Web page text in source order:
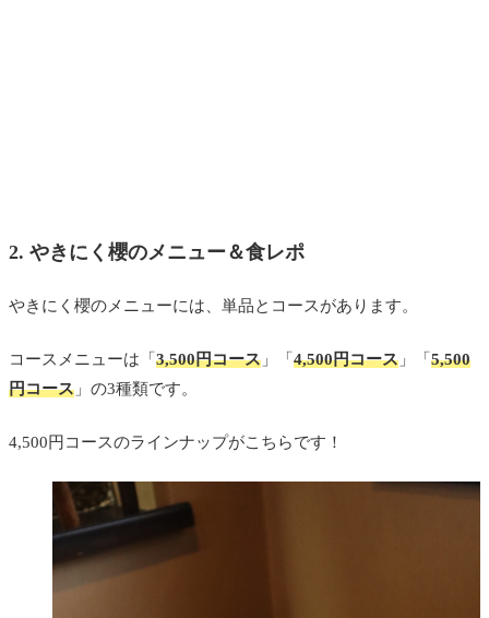
2. やきにく櫻のメニュー＆食レポ
やきにく櫻のメニューには、単品とコースがあります。
コースメニューは「3,500円コース 」「4,500円コース 」「5,500
円コース 」の3種類です。
4,500円コースのラインナップがこちらです！